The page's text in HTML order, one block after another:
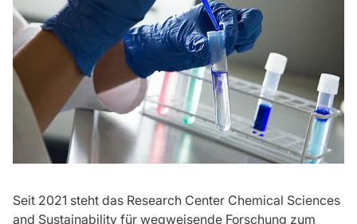
Seit 2021 steht das Research Center Chemical Sciences
and Sustainability für wegweisende Forschung zum